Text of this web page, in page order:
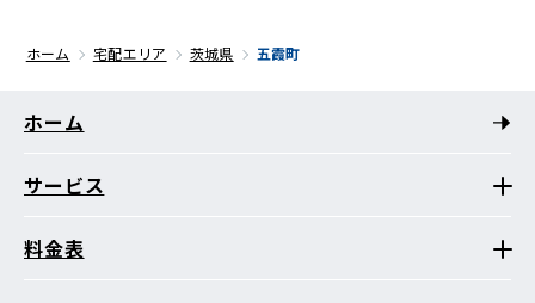
ホーム 宅配エリア 茨城県 五霞町
ホーム
サービス
料金表